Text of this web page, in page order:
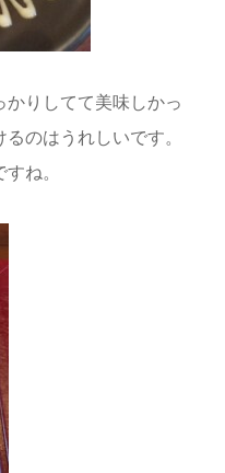
かりしてて美味しかっ
のはうれしいです。
ね。